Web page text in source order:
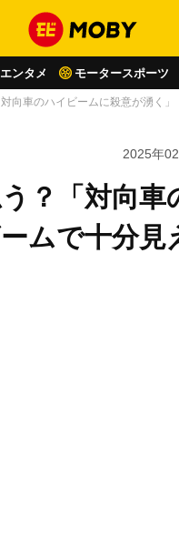
エンタメ モータースポーツ
向車のハイビームに殺意が湧く
2025年
？「対向車
ムで十分見